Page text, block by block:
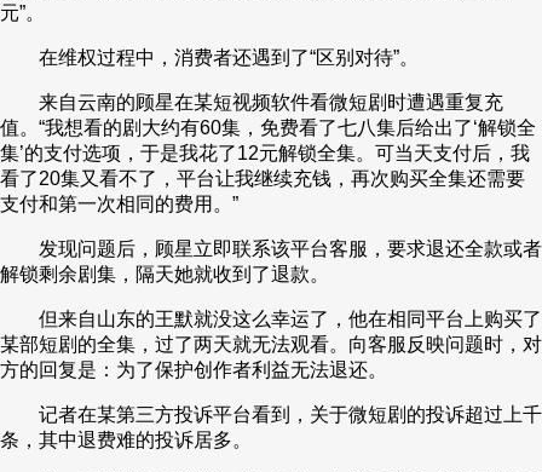
元”。
在维权过程中，消费者还遇到了“区别对待”。
来自云南的顾星在某短视频软件看微短剧时遭遇重复充
值。“我想看的剧大约有60集，免费看了七八集后给出了‘解锁全
集’的支付选项，于是我花了12元解锁全集。可当天支付后，我
看了20集又看不了，平台让我继续充钱，再次购买全集还需要
支付和第一次相同的费用。”
发现问题后，顾星立即联系该平台客服，要求退还全款或者
解锁剩余剧集，隔天她就收到了退款。
但来自山东的王默就没这么幸运了，他在相同平台上购买了
某部短剧的全集，过了两天就无法观看。向客服反映问题时，对
方的回复是：为了保护创作者利益无法退还。
记者在某第三方投诉平台看到，关于微短剧的投诉超过上千
条，其中退费难的投诉居多。